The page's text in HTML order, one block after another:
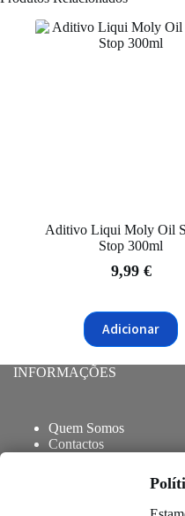
Aditivo Liqui Moly Oil
Stop 300ml
9,99 €
Adicionar
INFORMAÇÕES
Quem Somos
Contactos
Trocas e Devoluções
Termos e Condições